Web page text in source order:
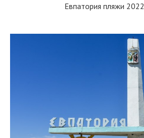
Евпатория пляжи 2022